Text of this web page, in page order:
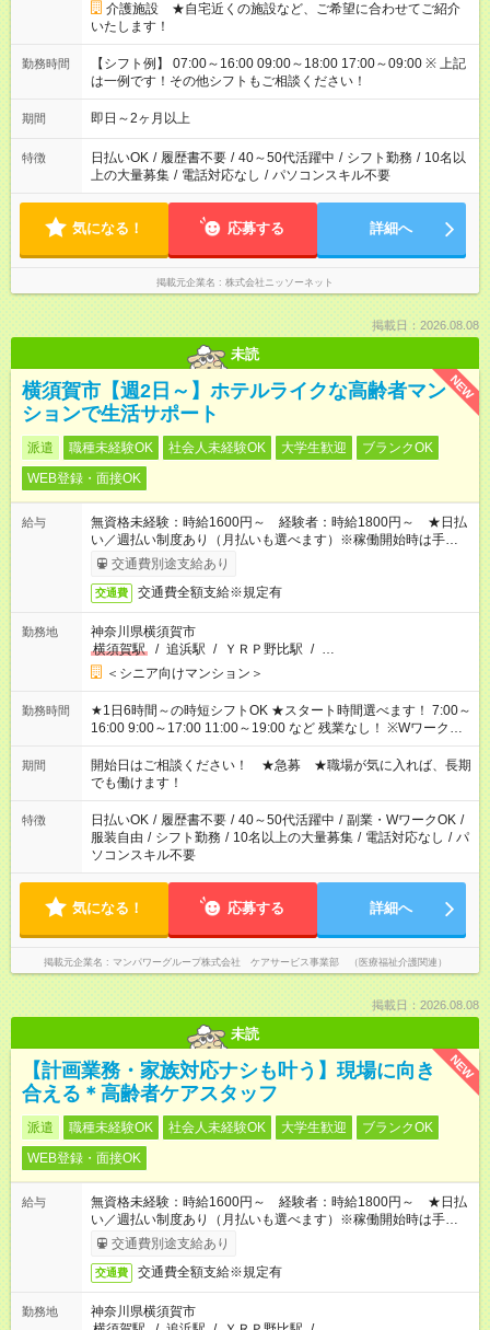
介護施設 ★自宅近くの施設など、ご希望に合わせてご紹介
いたします！
勤務時間
【シフト例】 07:00～16:00 09:00～18:00 17:00～09:00 ※ 上記
は一例です！その他シフトもご相談ください！
期間 即日～2ヶ月以上
特徴 日払いOK / 履歴書不要 / 40～50代活躍中 / シフト勤務 / 10名以
上の大量募集 / 電話対応なし / パソコンスキル不要
気になる！ 応募する 詳細へ
掲載元企業名 株式会社ニッソーネット
掲載日：2026.08.08
未読
NEW
横須賀市【週2日～】ホテルライクな高齢者マン
ションで生活サポート
派遣 職種未経験OK 社会人未経験OK 大学生歓迎
ブランクOK
WEB登録・面接OK
給与
無資格未経験：時給1600円～ 経験者：時給1800円～ ★日払
い／週払い制度あり（月払いも選べます）※稼働開始時は手続き
完了次第のお支払いとなります。
交通費別途支給あり
交通費 交通費全額支給※規定有
勤務地
神奈川県横須賀市
横須賀駅
/ 追浜駅 / ＹＲＰ野比駅 / …
＜シニア向けマンション＞
勤務時間
★1日6時間～の時短シフトOK ★スタート時間選べます！ 7:00～
16:00 9:00～17:00 11:00～19:00 など 残業なし！ ※Wワークの
場合、他のお仕事と合わせ週40時間超の就業はご案内できませ
ん ※法令に基づき、週20時間以上勤務は社会保険への加入対象
となります ※労働者派遣法（日雇い派遣の原則禁止）により、
短時間・短期間の就業はご案内が難しい場合があります
期間
開始日はご相談ください！ ★急募 ★職場が気に入れば、長期
でも働けます！
特徴 日払いOK / 履歴書不要 / 40～50代活躍中 / 副業・WワークOK /
服装自由 / シフト勤務 / 10名以上の大量募集 / 電話対応なし / パ
ソコンスキル不要
気になる！ 応募する 詳細へ
掲載元企業名 マンパワーグループ株式会社 ケアサービス事業部 （医療福祉介護関連）
掲載日：2026.08.08
未読
NEW
【計画業務・家族対応ナシも叶う】現場に向き
合える＊高齢者ケアスタッフ
派遣 職種未経験OK 社会人未経験OK 大学生歓迎
ブランクOK
WEB登録・面接OK
給与
無資格未経験：時給1600円～ 経験者：時給1800円～ ★日払
い／週払い制度あり（月払いも選べます）※稼働開始時は手続き
完了次第のお支払いとなります。
交通費別途支給あり
交通費 交通費全額支給※規定有
勤務地
神奈川県横須賀市